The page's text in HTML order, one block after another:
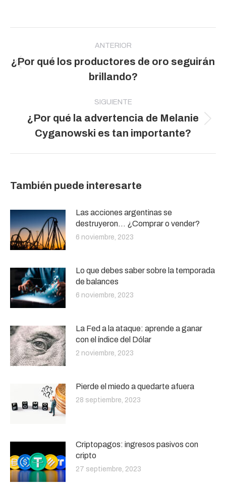
publicaciones
ANTERIOR
Publicación
anterior:
¿Por qué los productores de oro seguirán
brillando?
SIGUIENTE
Publicación
siguiente:
¿Por qué la advertencia de Melanie
Cyganowski es tan importante?
También puede interesarte
Las acciones argentinas se
destruyeron… ¿Comprar o vender?
6 noviembre, 2023
Lo que debes saber sobre la temporada
de balances
6 noviembre, 2023
La Fed a la ataque: aprende a ganar
con el índice del Dólar
2 noviembre, 2023
Pierde el miedo a quedarte afuera
28 septiembre, 2023
Criptopagos: ingresos pasivos con
cripto
27 septiembre, 2023